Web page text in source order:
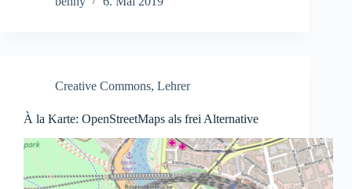
Creative Commons, Lehrer
À la Karte: OpenStreetMaps als frei Alternative